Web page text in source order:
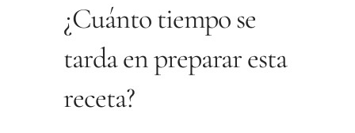
¿Cuánto tiempo se
tarda en preparar esta
receta?